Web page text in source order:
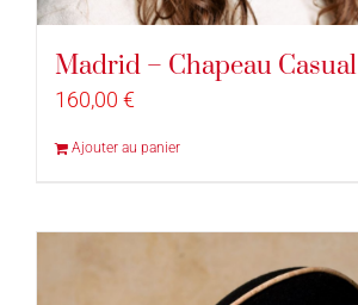
Madrid – Chapeau Casual
160,00 €
Ajouter au panier